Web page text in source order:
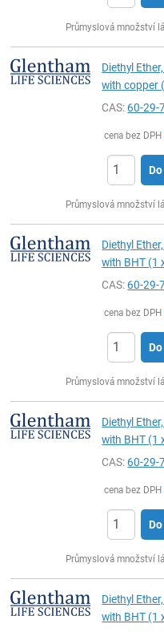
Průmyslová množství
Diethyl
with copper
CAS:60-29-7
cena bez DPH
Průmyslová množství
Diethyl
with BHT (1
CAS:60-29-7
cena bez DPH
Průmyslová množství
Diethyl
with BHT (1
CAS:60-29-7
cena bez DPH
Průmyslová množství
Diethyl
with BHT (1